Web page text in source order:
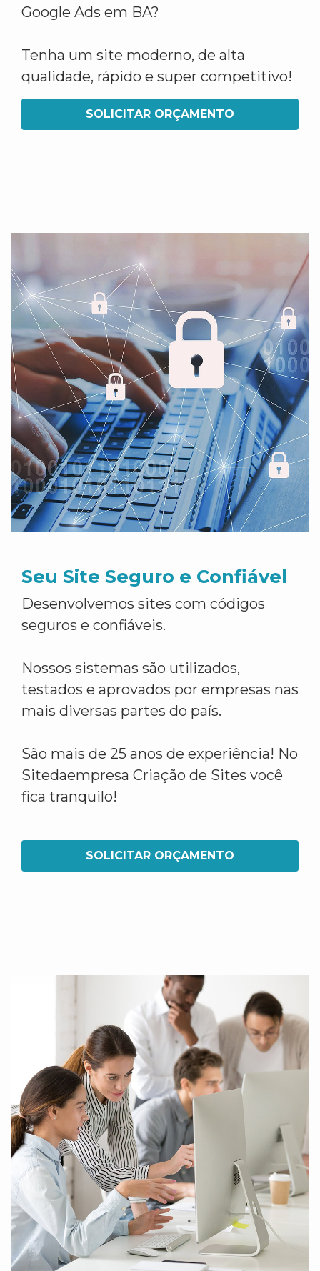
Google Ads em BA?
Tenha um site moderno, de alta
qualidade, rápido e super competitivo!
SOLICITAR ORÇAMENTO
Seu Site Seguro e Confiável
Desenvolvemos sites com códigos
seguros e confiáveis.
Nossos sistemas são utilizados,
testados e aprovados por empresas nas
mais diversas partes do país.
São mais de 25 anos de experiência! No
Sitedaempresa Criação de Sites você
fica tranquilo!
SOLICITAR ORÇAMENTO